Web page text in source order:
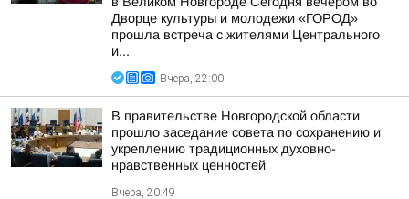
Дворце культуры и молодежи «ГОРОД»
прошла встреча с жителями Центрального
и...
Вчера, 22:00
В правительстве Новгородской области
прошло заседание совета по сохранению и
укреплению традиционных духовно-
нравственных ценностей
Вчера, 20:49